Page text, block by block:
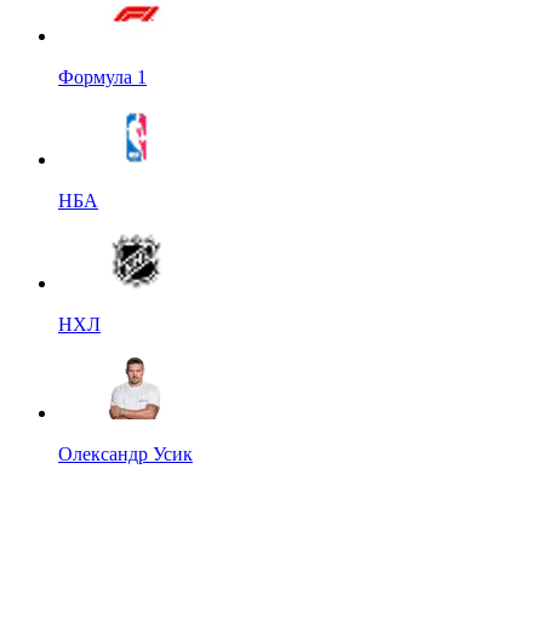
Формула 1
НБА
НХЛ
Олександр Усик